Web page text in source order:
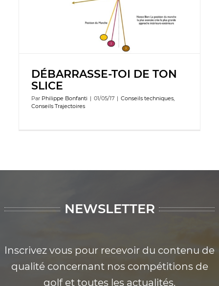
DÉBARRASSE-TOI DE TON
SLICE
Par Philippe Bonfanti | 01/05/17 | Conseils techniques,
Conseils Trajectoires
NEWSLETTER
Inscrivez vous pour recevoir du contenu de
qualité concernant nos compétitions de
golf et toutes les actualités.